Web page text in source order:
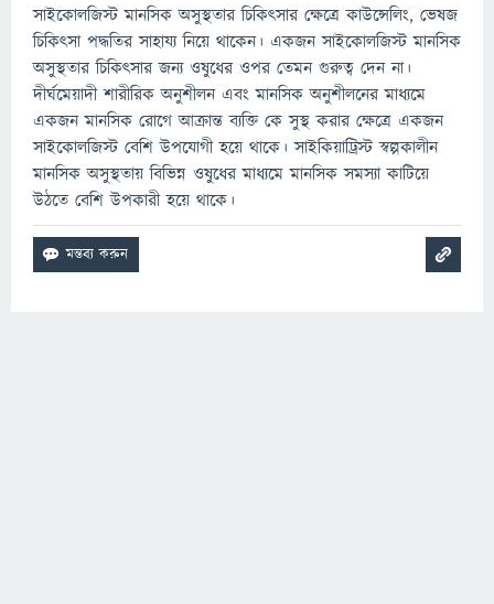
সাইকোলজিস্ট মানসিক অসুস্থতার চিকিৎসার ক্ষেত্রে কাউন্সেলিং, ভেষজ
চিকিৎসা পদ্ধতির সাহায্য নিয়ে থাকেন। একজন সাইকোলজিস্ট মানসিক
অসুস্থতার চিকিৎসার জন্য ওষুধের ওপর তেমন গুরুত্ব দেন না।
দীর্ঘমেয়াদী শারীরিক অনুশীলন এবং মানসিক অনুশীলনের মাধ্যমে
একজন মানসিক রোগে আক্রান্ত ব্যক্তি কে সুস্থ করার ক্ষেত্রে একজন
সাইকোলজিস্ট বেশি উপযোগী হয়ে থাকে। সাইকিয়াট্রিস্ট স্বল্পকালীন
মানসিক অসুস্থতায় বিভিন্ন ওষুধের মাধ্যমে মানসিক সমস্যা কাটিয়ে
উঠতে বেশি উপকারী হয়ে থাকে।